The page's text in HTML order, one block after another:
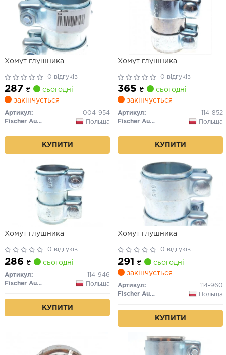
Хомут глушника
0 відгуків
287 ₴
сьогодні
закінчується
Артикул:
004-954
Fischer Automotive One (FA1)
Польща
КУПИТИ
Хомут глушника
0 відгуків
365 ₴
сьогодні
закінчується
Артикул:
114-852
Fischer Automotive One (FA1)
Польща
КУПИТИ
Хомут глушника
0 відгуків
286 ₴ сьогодні
Артикул:
114-946
Fischer Automotive One (FA1)
Польща
КУПИТИ
Хомут глушника
0 відгуків
291 ₴
сьогодні
закінчується
Артикул:
114-960
Fischer Automotive One (FA1)
Польща
КУПИТИ